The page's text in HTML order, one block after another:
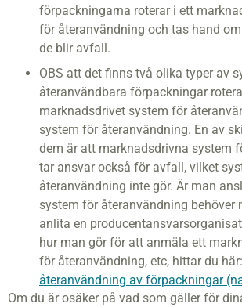
förpackningarna roterar i ett
för återanvändning och tas hand
de blir avfall.
OBS att det finns två olika typer av
återanvändbara förpackningar
marknadsdrivet system för
system för återanvändning. En av
dem är att marknadsdrivna system
tar ansvar också för avfall, vilket
återanvändning inte gör. Är man
system för återanvändning behöver
anlita en
hur man gör för att anmäla ett
för återanvändning, etc, hittar du här:
återanvändning av förpackningar
Om du är osäker på vad som gäller för